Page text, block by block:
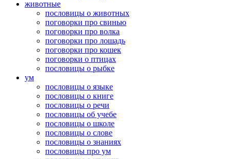
животные
пословицы о животных
поговорки про свинью
поговорки про волка
поговорки про лошадь
поговорки про кошек
поговорки о птицах
пословицы о рыбке
ум
пословицы о языке
пословицы о книге
пословицы о речи
пословицы об учебе
пословицы о школе
пословицы о слове
пословицы о знаниях
пословицы про ум